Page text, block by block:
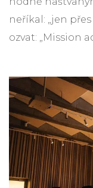
neříkal: „jen
ozvat: „Mission